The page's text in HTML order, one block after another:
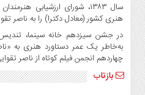
سال ۱۳۸۳، شورای ارزشیابی
هنری کشور (معادل دکترا) را به ناصر
در جشن سیزدهم خانه سینما،
به‌خاطر یک عمر دستاورد هنری به
چهاردهم انجمن فیلم کوتاه از ناصر
بازتاب